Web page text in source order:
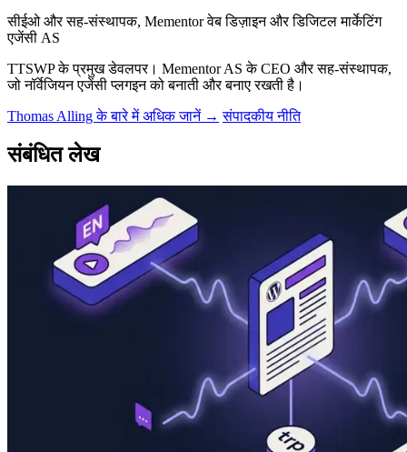
सीईओ और सह-संस्थापक, Mementor वेब डिज़ाइन और डिजिटल मार्केटिंग
एजेंसी AS
TTSWP के प्रमुख डेवलपर। Mementor AS के CEO और सह-संस्थापक,
जो नॉर्वेजियन एजेंसी प्लगइन को बनाती और बनाए रखती है।
Thomas Alling के बारे में अधिक जानें → संपादकीय नीति
संबंधित लेख